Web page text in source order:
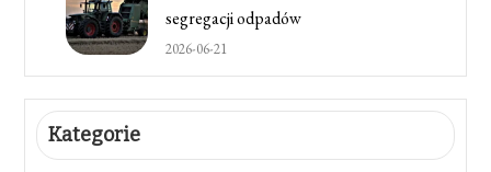
segregacji odpadów
2026-06-21
Kategorie